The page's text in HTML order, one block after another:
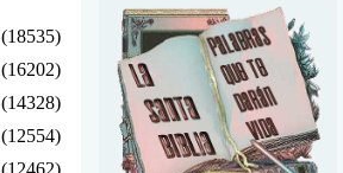
(18535)
(16202)
(14328)
(12554)
(12462)